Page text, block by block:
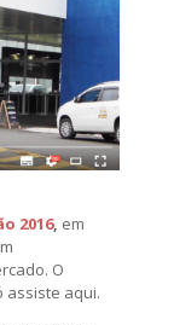
2016, em
O
assiste aqui.